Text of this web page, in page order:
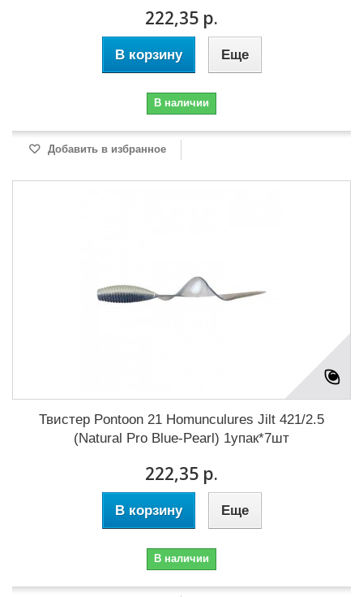
222,35 р.
В корзину Еще
В наличии
Добавить в избранное
Твистер Pontoon 21 Homunculures Jilt 421/2.5
(Natural Pro Blue-Pearl) 1упак*7шт
222,35 р.
В корзину Еще
В наличии